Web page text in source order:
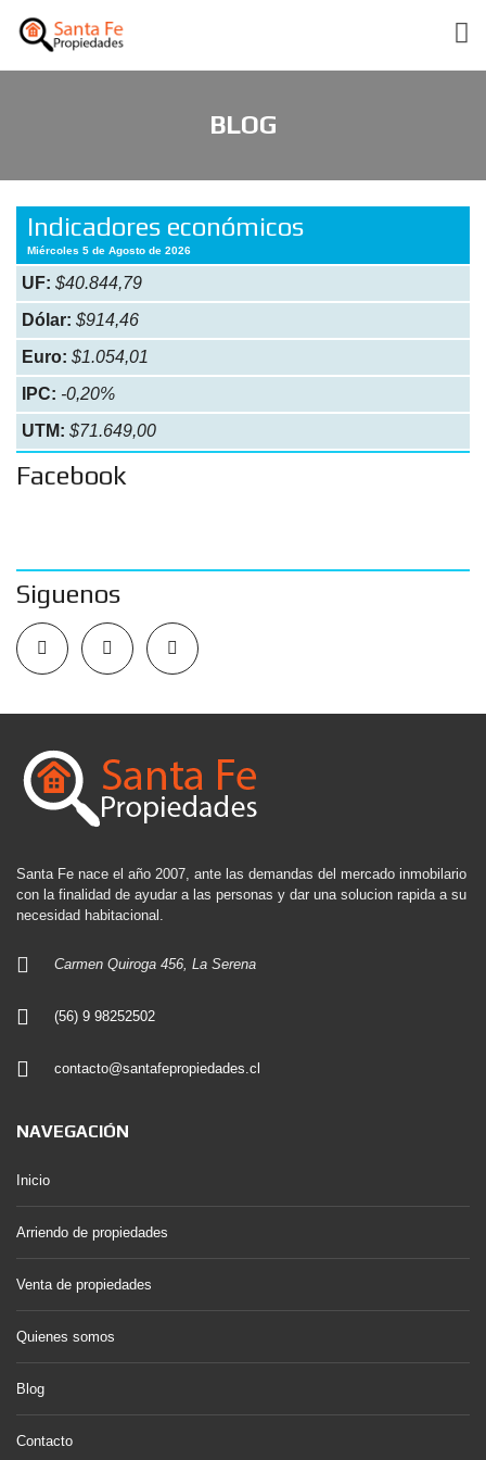
BLOG
Indicadores económicos
Miércoles 5 de Agosto de 2026
UF: $40.844,79
Dólar: $914,46
Euro: $1.054,01
IPC: -0,20%
UTM: $71.649,00
Facebook
Siguenos
Santa Fe nace el año 2007, ante las demandas del mercado inmobilario
con la finalidad de ayudar a las personas y dar una solucion rapida a su
necesidad habitacional.
Carmen Quiroga 456, La Serena
(56) 9 98252502
contacto@santafepropiedades.cl
NAVEGACIÓN
Inicio
Arriendo de propiedades
Venta de propiedades
Quienes somos
Blog
Contacto